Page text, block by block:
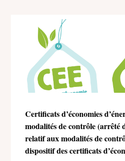
Certificats d’économies
modalités de contrôle (arrêté
relatif aux modalités de
dispositif des certificats